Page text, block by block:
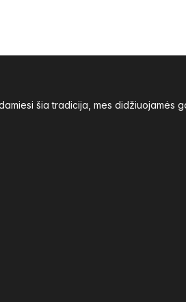
šia tradicija, mes didžiuojamės